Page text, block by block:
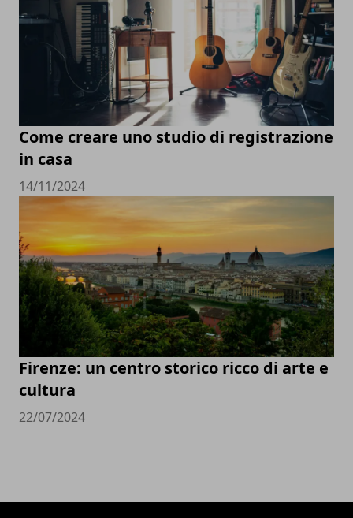
Come creare uno studio di registrazione
in casa
14/11/2024
Firenze: un centro storico ricco di arte e
cultura
22/07/2024